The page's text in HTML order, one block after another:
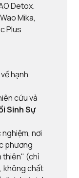
Detox.
Mika,
Plus
hạnh
cứu và
Sinh Sự
nơi
phương
thiên" (chỉ
không chất